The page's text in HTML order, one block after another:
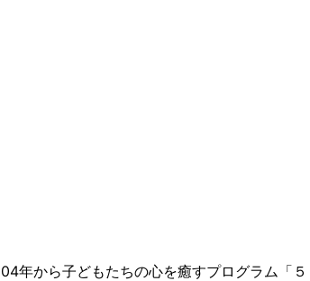
年から子どもたちの心を癒すプログラム「５